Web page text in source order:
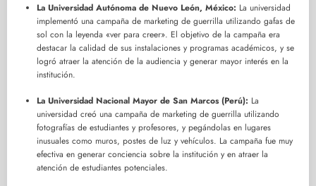
La Universidad Autónoma de Nuevo León, México: La universidad
implementó una campaña de marketing de guerrilla utilizando gafas de
sol con la leyenda «ver para creer». El objetivo de la campaña era
destacar la calidad de sus instalaciones y programas académicos, y se
logró atraer la atención de la audiencia y generar mayor interés en la
institución.
La Universidad Nacional Mayor de San Marcos (Perú): La
universidad creó una campaña de marketing de guerrilla utilizando
fotografías de estudiantes y profesores, y pegándolas en lugares
inusuales como muros, postes de luz y vehículos. La campaña fue muy
efectiva en generar conciencia sobre la institución y en atraer la
atención de estudiantes potenciales.